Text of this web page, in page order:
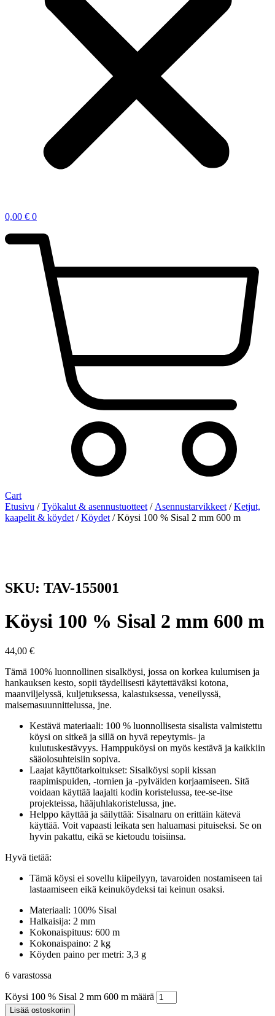
0,00 € 0
Cart
Etusivu /Työkalut & asennustuotteet / Asennustarvikkeet /Ketjut,
kaapelit & köydet /Köydet / Köysi 100 % Sisal 2 mm 600 m
SKU: TAV-155001
Köysi 100 % Sisal 2 mm 600 m
44,00 €
Tämä 100% luonnollinen sisalköysi, jossa on korkea kulumisen ja
hankauksen kesto, sopii täydellisesti käytettäväksi kotona,
maanviljelyssä, kuljetuksessa, kalastuksessa, veneilyssä,
maisemasuunnittelussa, jne.
Kestävä materiaali: 100 % luonnollisesta sisalista valmistettu
köysi on sitkeä ja sillä on hyvä repeytymis- ja
kulutuskestävyys. Hamppuköysi on myös kestävä ja kaikkiin
sääolosuhteisiin sopiva.
Laajat käyttötarkoitukset: Sisalköysi sopii kissan
raapimispuiden, -tornien ja -pylväiden korjaamiseen. Sitä
voidaan käyttää laajalti kodin koristelussa, tee-se-itse
projekteissa, hääjuhlakoristelussa, jne.
Helppo käyttää ja säilyttää: Sisalnaru on erittäin kätevä
käyttää. Voit vapaasti leikata sen haluamasi pituiseksi. Se on
hyvin pakattu, eikä se kietoudu toisiinsa.
Hyvä tietää:
Tämä köysi ei sovellu kiipeilyyn, tavaroiden nostamiseen tai
lastaamiseen eikä keinuköydeksi tai keinun osaksi.
Materiaali: 100% Sisal
Halkaisija: 2 mm
Kokonaispituus: 600 m
Kokonaispaino: 2 kg
Köyden paino per metri: 3,3 g
6 varastossa
Köysi 100 % Sisal 2 mm 600 m määrä
Lisää ostoskoriin